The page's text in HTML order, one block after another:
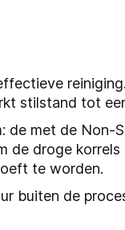
stilstand tot
de met de
droge
te worden.
buiten de